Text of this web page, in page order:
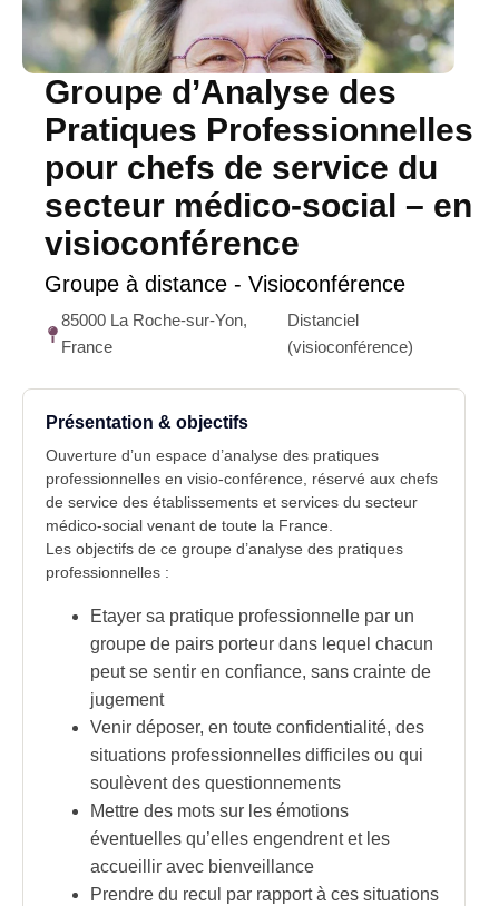
Groupe d’Analyse des
Pratiques Professionnelles
pour chefs de service du
secteur médico-social – en
visioconférence
Groupe à distance - Visioconférence
85000 La Roche-sur-Yon,
France
Distanciel
(visioconférence)
Présentation & objectifs
Ouverture d’un espace d’analyse des pratiques
professionnelles en visio-conférence, réservé aux chefs
de service des établissements et services du secteur
médico-social venant de toute la France.
Les objectifs de ce groupe d’analyse des pratiques
professionnelles :
Etayer sa pratique professionnelle par un
groupe de pairs porteur dans lequel chacun
peut se sentir en confiance, sans crainte de
jugement
Venir déposer, en toute confidentialité, des
situations professionnelles difficiles ou qui
soulèvent des questionnements
Mettre des mots sur les émotions
éventuelles qu’elles engendrent et les
accueillir avec bienveillance
Prendre du recul par rapport à ces situations